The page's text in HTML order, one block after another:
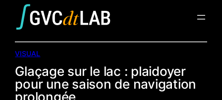
contenu
VISUAL
Glaçage sur le lac : plaidoyer
pour une saison de navigation
prolongée